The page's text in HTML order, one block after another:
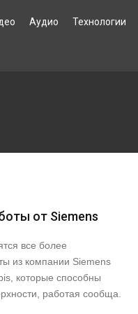
Аудио Технологии
от Siemens
все более
из компании Siemens
которые способны
работая сообща.